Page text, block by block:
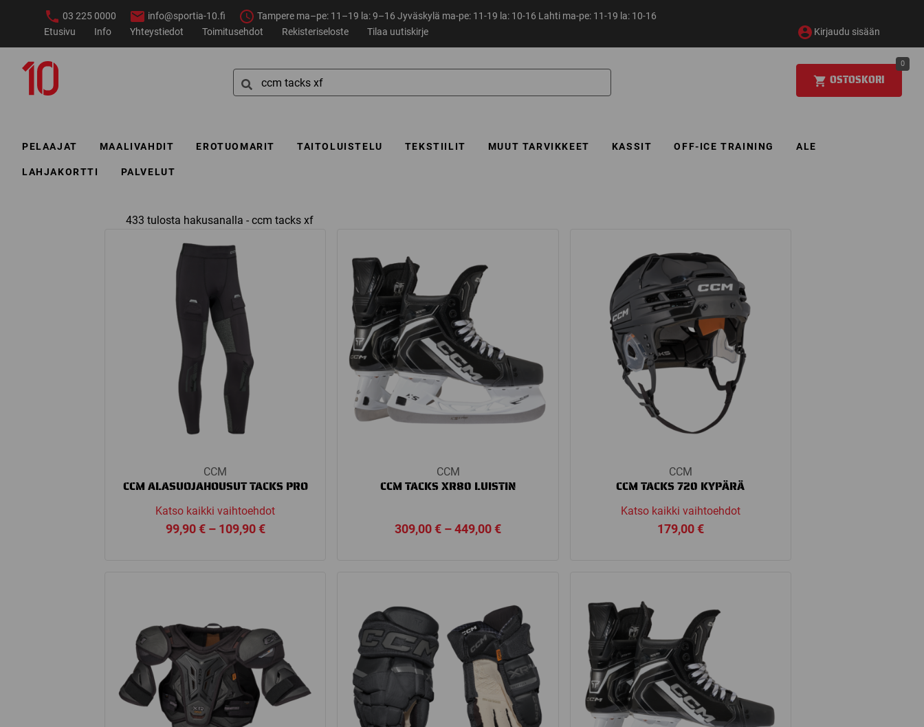
03 225 0000 info@sportia-10.fi
Tampere ma–pe: 11–19 la: 9–16 Jyväskylä ma-pe: 11-19 la: 10-16 Lahti ma-pe: 11-19 la: 10-16
Etusivu
Info Yhteystiedot Toimitusehdot Rekisteriseloste Tilaa uutiskirje Kirjaudu sisään
Search
for:
OSTOSKORI
0
PELAAJAT MAALIVAHDIT EROTUOMARIT TAITOLUISTELU TEKSTIILIT MUUT TARVIKKEET KASSIT OFF-ICE TRAINING ALE
LAHJAKORTTI PALVELUT
433 tulosta hakusanalla - ccm tacks xf
CCM
CCM ALASUOJAHOUSUT TACKS PRO
Katso kaikki vaihtoehdot
99,90€ – 109,90€Price
CCM
CCM TACKS XR80 LUISTIN
309,00€ –449,00€Price
449,00 €
CCM
CCM TACKS 720 KYPÄRÄ
Katso kaikki vaihtoehdot
179,00€